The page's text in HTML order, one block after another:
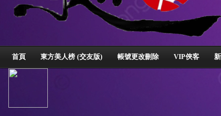
首頁 東方美人榜 (交友版) 帳號更改刪除 VIP俠客